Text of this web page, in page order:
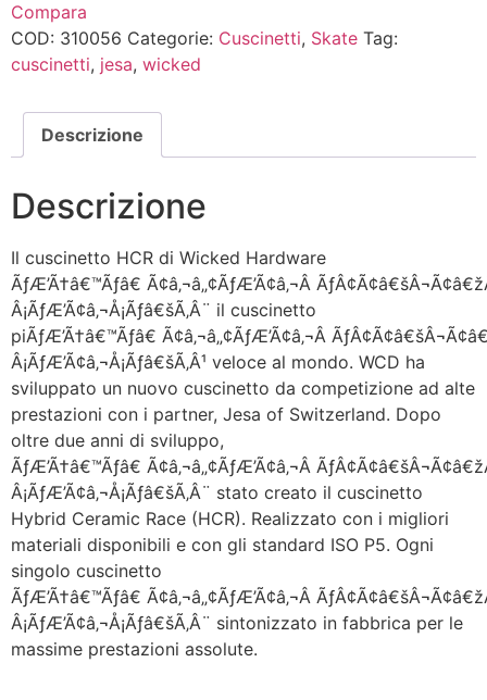
Compara
COD: 310056 Categorie: Cuscinetti, Skate Tag:
cuscinetti, jesa, wicked
Descrizione
Descrizione
Il cuscinetto HCR di Wicked Hardware
ÃƒÆ’Ã†â€™Ãƒâ€ Ã¢â‚¬â„¢ÃƒÆ’Ã¢â‚¬Â
Â¡ÃƒÆ’Ã¢â‚¬Å¡Ãƒâ€šÃ‚Â¨ il cuscinetto
piÃƒÆ’Ã†â€™Ãƒâ€ Ã¢â‚¬â„¢ÃƒÆ’Ã¢â‚¬Â
Â¡ÃƒÆ’Ã¢â‚¬Å¡Ãƒâ€šÃ‚Â¹ veloce al mondo. WCD ha
sviluppato un nuovo cuscinetto da competizione ad alte
prestazioni con i partner, Jesa of Switzerland. Dopo
oltre due anni di sviluppo,
ÃƒÆ’Ã†â€™Ãƒâ€ Ã¢â‚¬â„¢ÃƒÆ’Ã¢â‚¬Â
Â¡ÃƒÆ’Ã¢â‚¬Å¡Ãƒâ€šÃ‚Â¨ stato creato il cuscinetto
Hybrid Ceramic Race (HCR). Realizzato con i migliori
materiali disponibili e con gli standard ISO P5. Ogni
singolo cuscinetto
ÃƒÆ’Ã†â€™Ãƒâ€ Ã¢â‚¬â„¢ÃƒÆ’Ã¢â‚¬Â
Â¡ÃƒÆ’Ã¢â‚¬Å¡Ãƒâ€šÃ‚Â¨ sintonizzato in fabbrica per le
massime prestazioni assolute.